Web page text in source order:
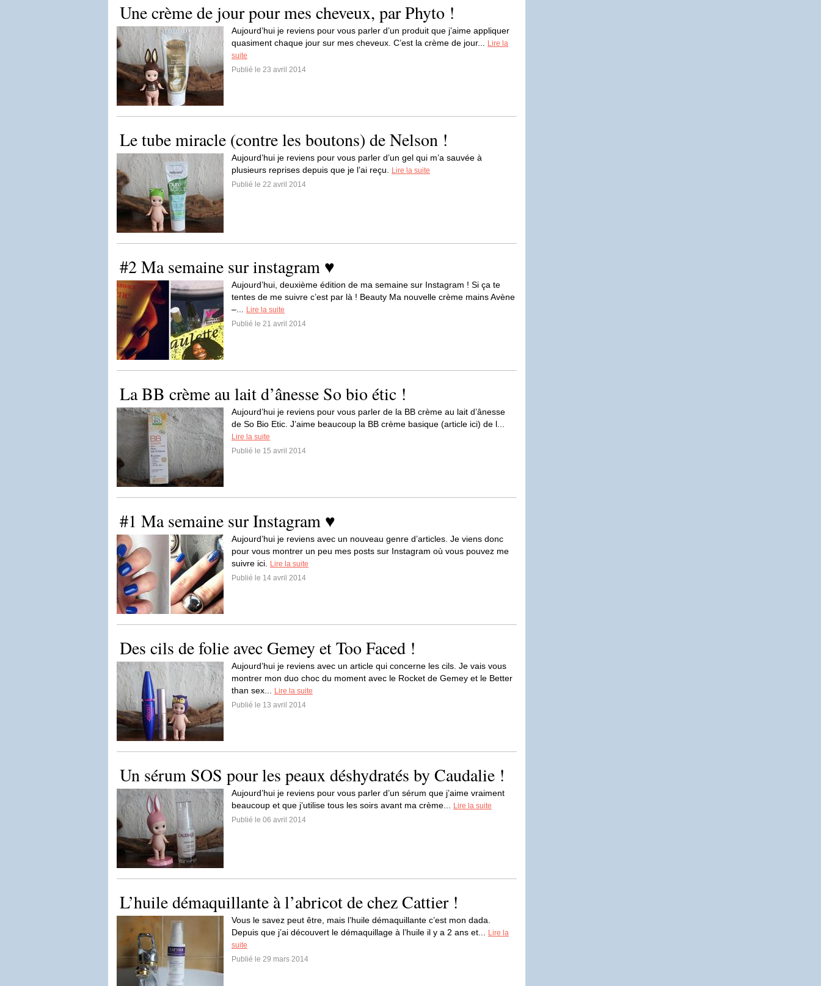
Une crème de jour pour mes cheveux, par Phyto !
Aujourd’hui je reviens pour vous parler d’un produit que j’aime appliquer
quasiment chaque jour sur mes cheveux. C’est la crème de jour...
Lire la
suite
Publié le 23 avril 2014
Le tube miracle (contre les boutons) de Nelson !
Aujourd’hui je reviens pour vous parler d’un gel qui m’a sauvée à
plusieurs reprises depuis que je l’ai reçu.
Lire la suite
Publié le 22 avril 2014
#2 Ma semaine sur instagram ♥
Aujourd’hui, deuxième édition de ma semaine sur Instagram ! Si ça te
tentes de me suivre c’est par là ! Beauty Ma nouvelle crème mains Avène
–...
Lire la suite
Publié le 21 avril 2014
La BB crème au lait d’ânesse So bio étic !
Aujourd’hui je reviens pour vous parler de la BB crème au lait d’ânesse
de So Bio Etic. J’aime beaucoup la BB crème basique (article ici) de l...
Lire la suite
Publié le 15 avril 2014
#1 Ma semaine sur Instagram ♥
Aujourd’hui je reviens avec un nouveau genre d’articles. Je viens donc
pour vous montrer un peu mes posts sur Instagram où vous pouvez me
suivre ici.
Lire la suite
Publié le 14 avril 2014
Des cils de folie avec Gemey et Too Faced !
Aujourd’hui je reviens avec un article qui concerne les cils. Je vais vous
montrer mon duo choc du moment avec le Rocket de Gemey et le Better
than sex...
Lire la suite
Publié le 13 avril 2014
Un sérum SOS pour les peaux déshydratés by Caudalie !
Aujourd’hui je reviens pour vous parler d’un sérum que j’aime vraiment
beaucoup et que j’utilise tous les soirs avant ma crème...
Lire la suite
Publié le 06 avril 2014
L’huile démaquillante à l’abricot de chez Cattier !
Vous le savez peut être, mais l’huile démaquillante c’est mon dada.
Depuis que j’ai découvert le démaquillage à l’huile il y a 2 ans et...
Lire la
suite
Publié le 29 mars 2014